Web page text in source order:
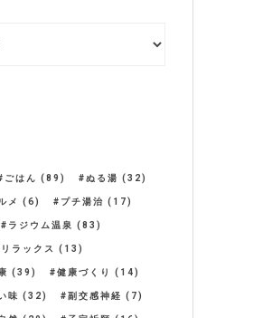
ごはん (89) ぬる湯 (32)
メ (6) プチ湯治 (17)
ラジウム温泉 (83)
リラックス (13)
(39) 健康づくり (14)
味 (32) 副交感神経 (7)